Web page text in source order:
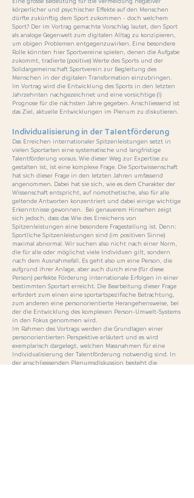
Eine grosse Bedeutung für die Vermeidung negativer
körperlicher und psychischer Effekte auf den Menschen
dürfte zukünftig dem Sport zukommen - doch welchem
Sport? Der im Vortrag gemachte Vorschlag lautet, den Sport
als analoge Gegenwelt zum digitalen Alltag zu konzipieren,
um obigen Problemen entgegenzuwirken. Eine besondere
Rolle könnten hier Sportvereine spielen, denen die Aufgabe
zukommt, tradierte (positive) Werte des Sports und der
Solidargemeinschaft Sportverein zur Begleitung des
Menschen in der digitalen Transformation einzubringen.
Im Vortrag wird die Entwicklung des Sports in den letzten
Jahrzehnten nachgezeichnet und eine vorsichtige (!)
Prognose für die nächsten Jahre gegeben. Anschliessend ist
das Ziel, aktuelle Entwicklungen im Plenum zu diskutieren.
Individualisierung in der Talentförderung
Das Erreichen internationaler Spitzenleistungen setzt in
vielen Sportarten eine systematische und langfristige
Talentförderung voraus. Wie dieser Weg zur Expertise zu
gestalten ist, ist eine komplexe Frage. Die Sportwissenschaft
hat sich dieser Frage in den letzten Jahren umfassend
angenommen. Dabei hat sie sich, wie es dem Charakter der
Wissenschaft entspricht, auf nomothetische, also für alle
geltende Antworten konzentriert und dabei einige wichtige
Erkenntnisse gewonnen. Bei genauerem Hinsehen zeigt
sich jedoch, dass das Wie des Erreichens von
Spitzenleistungen eine besondere Fragestellung ist. Denn:
Sportliche Spitzenleistungen sind (im positiven Sinne)
maximal abnormal. Wir suchen also nicht nach einer Norm,
die für alle oder möglichst viele Individuen gilt, sondern
nach dem Ausnahmefall. Es geht also um eine Person, die
aufgrund ihrer Anlage, aber auch durch eine (für diese
Person) perfekte Förderung internationale Erfolgen in einer
bestimmten Sportart erreicht. Die Bearbeitung dieser Frage
erfordert zum einen eine sportartspezifische Betrachtung,
zum anderen eine personorientierte Herangehensweise, bei
der die Entwicklung des komplexen Person-Umwelt-Systems
in den Fokus genommen wird.
Im Rahmen des Vortrags werden die Grundlagen einer
personorientierten Perspektive erläutert und es wird
exemplarisch dargelegt, welchen Massnahmen für eine
Individualisierung der Talentförderung notwendig sind. In
der anschliessenden Plenumsdiskussion besteht die